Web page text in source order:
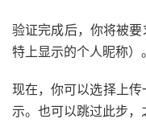
验证完成后，你将被
特上显示的个人昵称）
现在，你可以选择上
示。也可以跳过此步，